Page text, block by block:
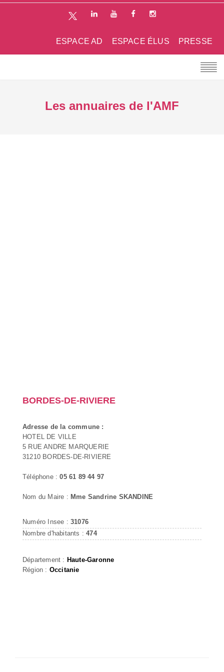
PRESSE
ESPACE ÉLUS
ESPACE AD
Les annuaires de l'AMF
BORDES-DE-RIVIERE
Adresse de la commune :
HOTEL DE VILLE
5 RUE ANDRE MARQUERIE
31210 BORDES-DE-RIVIERE
Téléphone :05 61 89 44 97
Nom du Maire : Mme Sandrine SKANDINE
Numéro Insee : 31076
Nombre d'habitants :474
Département : Haute-Garonne
Région : Occitanie